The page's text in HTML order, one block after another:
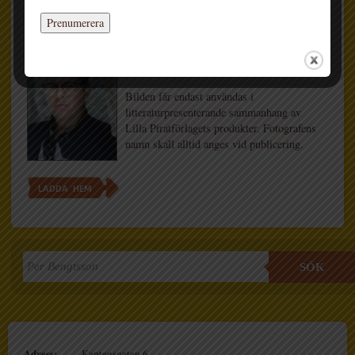
LADDA HEM
Bilden får endast användas i
litteraturpresenterande sammanhang av
Lilla Piratförlagets produkter. Fotografens
namn skall alltid anges vid publicering.
SÖK